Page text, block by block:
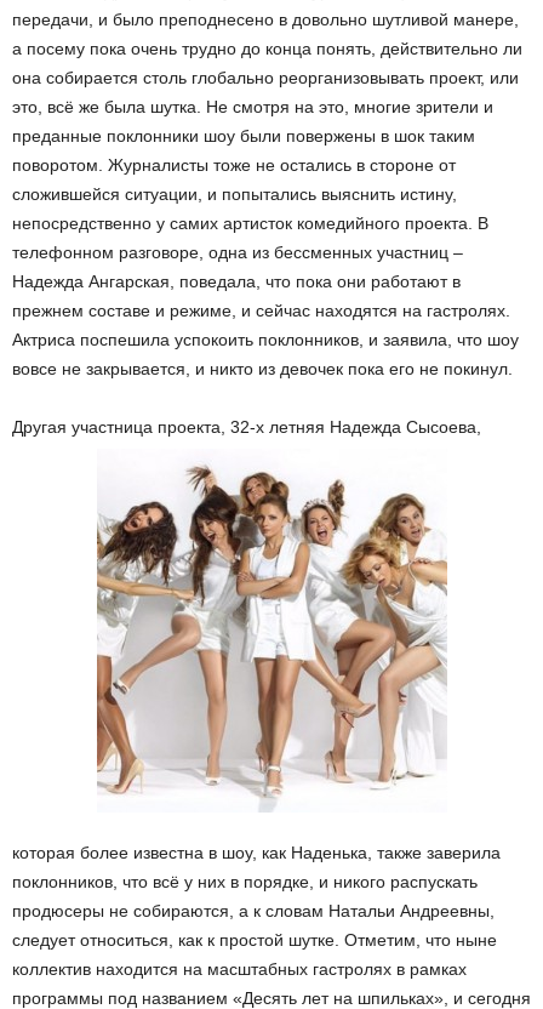
передачи, и было преподнесено в довольно шутливой манере,
а посему пока очень трудно до конца понять, действительно ли
она собирается столь глобально реорганизовывать проект, или
это, всё же была шутка. Не смотря на это, многие зрители и
преданные поклонники шоу были повержены в шок таким
поворотом. Журналисты тоже не остались в стороне от
сложившейся ситуации, и попытались выяснить истину,
непосредственно у самих артисток комедийного проекта. В
телефонном разговоре, одна из бессменных участниц –
Надежда Ангарская, поведала, что пока они работают в
прежнем составе и режиме, и сейчас находятся на гастролях.
Актриса поспешила успокоить поклонников, и заявила, что шоу
вовсе не закрывается, и никто из девочек пока его не покинул.
Другая участница проекта, 32-х летняя Надежда Сысоева,
которая более известна в шоу, как Наденька, также заверила
поклонников, что всё у них в порядке, и никого распускать
продюсеры не собираются, а к словам Натальи Андреевны,
следует относиться, как к простой шутке. Отметим, что ныне
коллектив находится на масштабных гастролях в рамках
программы под названием «Десять лет на шпильках», и сегодня